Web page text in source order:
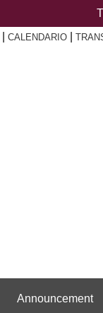
CALENDARIO
Announcement